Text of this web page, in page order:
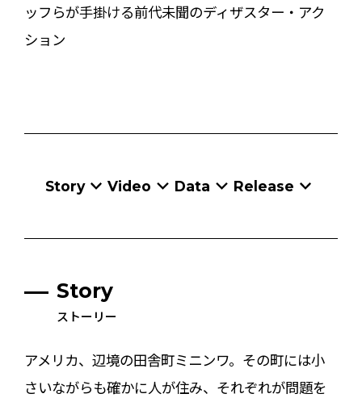
ッフらが手掛ける前代未聞のディザスター・アク
ション
Story Video Data Release
Story
ストーリー
アメリカ、辺境の田舎町ミニンワ。その町には小
さいながらも確かに人が住み、それぞれが問題を